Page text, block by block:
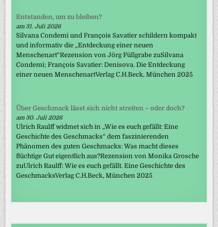
Entstanden, um zu bleiben?
am 31. Juli 2026
Silvana Condemi und François Savatier schildern kompakt
und informativ die „Entdeckung einer neuen
Menschenart“Rezension von Jörg Füllgrabe zuSilvana
Condemi; François Savatier: Denisova. Die Entdeckung
einer neuen MenschenartVerlag C.H.Beck, München 2025
Über Geschmack lässt sich nicht streiten – oder doch?
am 30. Juli 2026
Ulrich Raulff widmet sich in „Wie es euch gefällt: Eine
Geschichte des Geschmacks“ dem faszinierenden
Phänomen des guten Geschmacks: Was macht dieses
flüchtige Gut eigentlich aus?Rezension von Monika Grosche
zuUlrich Raulff: Wie es euch gefällt. Eine Geschichte des
GeschmacksVerlag C.H.Beck, München 2025